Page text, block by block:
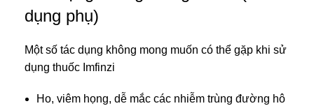
dụng phụ)
Một số tác dụng không mong muốn có thể gặp khi sử
dụng thuốc Imfinzi
Ho, viêm họng, dễ mắc các nhiễm trùng đường hô